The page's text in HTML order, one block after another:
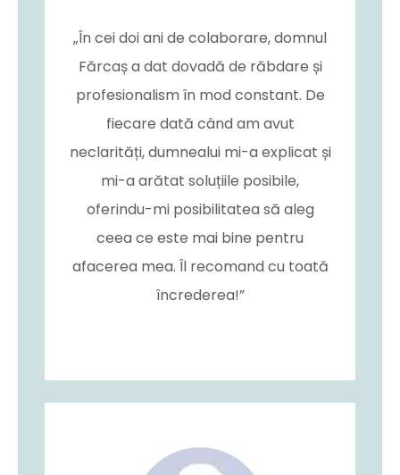
„În cei doi ani de colaborare, domnul
Fărcaș a dat dovadă de răbdare și
profesionalism în mod constant. De
fiecare dată când am avut
neclarități, dumnealui mi-a explicat și
mi-a arătat soluțiile posibile,
oferindu-mi posibilitatea să aleg
ceea ce este mai bine pentru
afacerea mea. Îl recomand cu toată
încrederea!”